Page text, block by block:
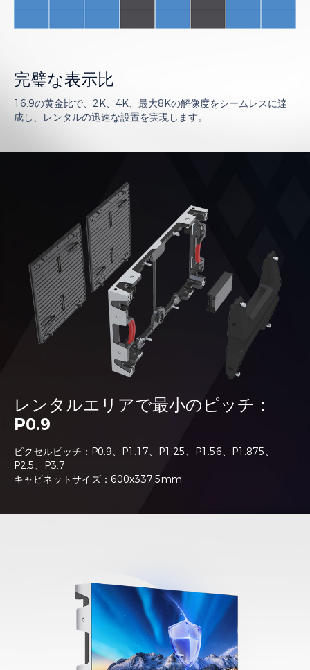
完璧な表示比
16:9の黄金比で、2K、4K、最大8Kの解像度をシームレスに達
成し、レンタルの迅速な設置を実現します。
レンタルエリアで最小のピッチ：
P0.9
ピクセルピッチ：P0.9、P1.17、P1.25、P1.56、P1.875、
P2.5、P3.7
キャビネットサイズ：600x337.5mm